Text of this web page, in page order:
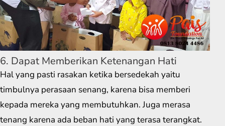
6. Dapat Memberikan Ketenangan Hati
Hal yang pasti rasakan ketika bersedekah yaitu
timbulnya perasaan senang, karena bisa memberi
kepada mereka yang membutuhkan. Juga merasa
tenang karena ada beban hati yang terasa terangkat.